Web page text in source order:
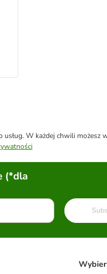
W każdej chwili możesz
(*dla